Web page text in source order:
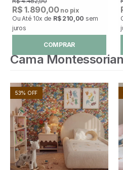
R$ 1.890,00no pix
Ou Até 10x de R$ 210,00 sem
juros
COMPRAR
Cama
53% OFF